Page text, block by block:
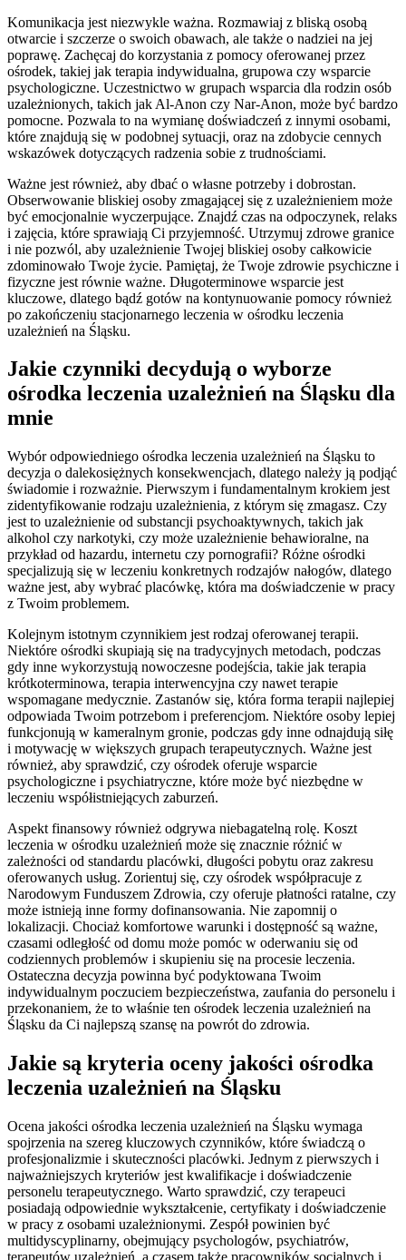
Komunikacja jest niezwykle ważna. Rozmawiaj z bliską osobą
otwarcie i szczerze o swoich obawach, ale także o nadziei na jej
poprawę. Zachęcaj do korzystania z pomocy oferowanej przez
ośrodek, takiej jak terapia indywidualna, grupowa czy wsparcie
psychologiczne. Uczestnictwo w grupach wsparcia dla rodzin osób
uzależnionych, takich jak Al-Anon czy Nar-Anon, może być bardzo
pomocne. Pozwala to na wymianę doświadczeń z innymi osobami,
które znajdują się w podobnej sytuacji, oraz na zdobycie cennych
wskazówek dotyczących radzenia sobie z trudnościami.
Ważne jest również, aby dbać o własne potrzeby i dobrostan.
Obserwowanie bliskiej osoby zmagającej się z uzależnieniem może
być emocjonalnie wyczerpujące. Znajdź czas na odpoczynek, relaks
i zajęcia, które sprawiają Ci przyjemność. Utrzymuj zdrowe granice
i nie pozwól, aby uzależnienie Twojej bliskiej osoby całkowicie
zdominowało Twoje życie. Pamiętaj, że Twoje zdrowie psychiczne i
fizyczne jest równie ważne. Długoterminowe wsparcie jest
kluczowe, dlatego bądź gotów na kontynuowanie pomocy również
po zakończeniu stacjonarnego leczenia w ośrodku leczenia
uzależnień na Śląsku.
Jakie czynniki decydują o wyborze
ośrodka leczenia uzależnień na Śląsku dla
mnie
Wybór odpowiedniego ośrodka leczenia uzależnień na Śląsku to
decyzja o dalekosiężnych konsekwencjach, dlatego należy ją podjąć
świadomie i rozważnie. Pierwszym i fundamentalnym krokiem jest
zidentyfikowanie rodzaju uzależnienia, z którym się zmagasz. Czy
jest to uzależnienie od substancji psychoaktywnych, takich jak
alkohol czy narkotyki, czy może uzależnienie behawioralne, na
przykład od hazardu, internetu czy pornografii? Różne ośrodki
specjalizują się w leczeniu konkretnych rodzajów nałogów, dlatego
ważne jest, aby wybrać placówkę, która ma doświadczenie w pracy
z Twoim problemem.
Kolejnym istotnym czynnikiem jest rodzaj oferowanej terapii.
Niektóre ośrodki skupiają się na tradycyjnych metodach, podczas
gdy inne wykorzystują nowoczesne podejścia, takie jak terapia
krótkoterminowa, terapia interwencyjna czy nawet terapie
wspomagane medycznie. Zastanów się, która forma terapii najlepiej
odpowiada Twoim potrzebom i preferencjom. Niektóre osoby lepiej
funkcjonują w kameralnym gronie, podczas gdy inne odnajdują siłę
i motywację w większych grupach terapeutycznych. Ważne jest
również, aby sprawdzić, czy ośrodek oferuje wsparcie
psychologiczne i psychiatryczne, które może być niezbędne w
leczeniu współistniejących zaburzeń.
Aspekt finansowy również odgrywa niebagatelną rolę. Koszt
leczenia w ośrodku uzależnień może się znacznie różnić w
zależności od standardu placówki, długości pobytu oraz zakresu
oferowanych usług. Zorientuj się, czy ośrodek współpracuje z
Narodowym Funduszem Zdrowia, czy oferuje płatności ratalne, czy
może istnieją inne formy dofinansowania. Nie zapomnij o
lokalizacji. Chociaż komfortowe warunki i dostępność są ważne,
czasami odległość od domu może pomóc w oderwaniu się od
codziennych problemów i skupieniu się na procesie leczenia.
Ostateczna decyzja powinna być podyktowana Twoim
indywidualnym poczuciem bezpieczeństwa, zaufania do personelu i
przekonaniem, że to właśnie ten ośrodek leczenia uzależnień na
Śląsku da Ci najlepszą szansę na powrót do zdrowia.
Jakie są kryteria oceny jakości ośrodka
leczenia uzależnień na Śląsku
Ocena jakości ośrodka leczenia uzależnień na Śląsku wymaga
spojrzenia na szereg kluczowych czynników, które świadczą o
profesjonalizmie i skuteczności placówki. Jednym z pierwszych i
najważniejszych kryteriów jest kwalifikacje i doświadczenie
personelu terapeutycznego. Warto sprawdzić, czy terapeuci
posiadają odpowiednie wykształcenie, certyfikaty i doświadczenie
w pracy z osobami uzależnionymi. Zespół powinien być
multidyscyplinarny, obejmujący psychologów, psychiatrów,